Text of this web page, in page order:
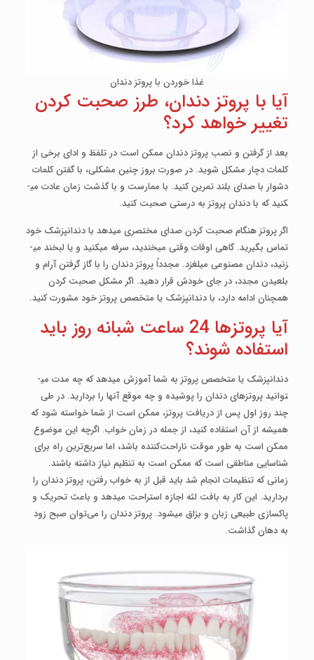
غذا خوردن با پروتز دندان
آیا با پروتز دندان، طرز صحبت کردن
تغییر خواهد کرد؟
بعد از گرفتن و نصب پروتز دندان ممکن است در تلفظ و ادای برخی از
کلمات دچار مشکل شوید. در صورت بروز چنین مشکلی، با گفتن کلمات
دشوار با صدای بلند تمرین کنید. با ممارست و با گذشت زمان عادت می­
کنید که با دندان پروتز به درستی صحبت کنید.
اگر پروتز هنگام صحبت کردن صدای مختصری می­دهد با دندانپزشک خود
تماس بگیرید. گاهی اوقات وقتی می­خندید، سرفه می­کنید و یا لبخند می­
زنید، دندان مصنوعی می­لغزد. مجدداً پروتز دندان را با گاز گرفتن آرام و
بلعیدن مجدد، در جای خودش قرار دهید. اگر مشکل صحبت کردن
همچنان ادامه دارد، با دندانپزشک یا متخصص پروتز خود مشورت کنید.
آیا پروتزها 24 ساعت شبانه روز باید
استفاده شوند؟
دندانپزشک یا متخصص پروتز به شما آموزش می­دهد که چه مدت می­
توانید پروتزهای دندان را پوشیده و چه موقع آنها را بردارید. در طی
چند روز اول پس از دریافت پروتز، ممکن است از شما خواسته شود که
همیشه از آن استفاده کنید، از جمله در زمان خواب. اگرچه این موضوع
ممکن است به طور موقت ناراحت‌کننده باشد، اما سریع‌ترین راه برای
شناسایی مناطقی است که ممکن است به تنظیم نیاز داشته باشند.
زمانی که تنظیمات انجام شد باید قبل از به خواب رفتن، پروتز دندان را
بردارید. این کار به بافت لثه اجازه استراحت می­دهد و باعث تحریک و
پاکسازی طبیعی زبان و بزاق می­شود. پروتز دندان را می‌توان صبح زود
به دهان گذاشت.